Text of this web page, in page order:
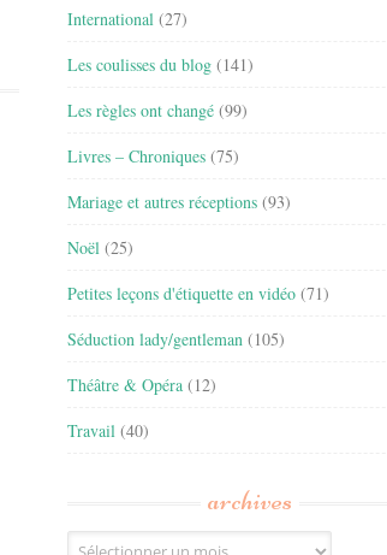
International (27)
Les coulisses du blog (141)
Les règles ont changé (99)
Livres – Chroniques (75)
Mariage et autres réceptions (93)
Noël (25)
Petites leçons d'étiquette en vidéo (71)
Séduction lady/gentleman (105)
Théâtre & Opéra (12)
Travail (40)
archives
Archives